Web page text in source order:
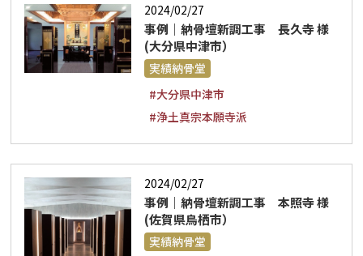
2024/02/27
事例｜納骨壇新調工事 長久寺 様
(大分県中津市）
実績納骨堂
#大分県中津市
#浄土真宗本願寺派
2024/02/27
事例｜納骨壇新調工事 本照寺 様
(佐賀県鳥栖市）
実績納骨堂